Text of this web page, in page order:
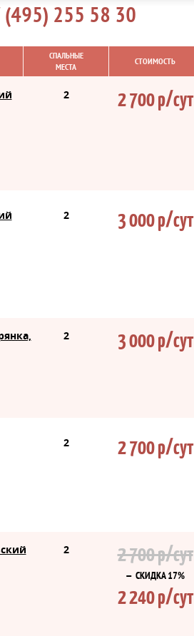
(495) 255 58 30
СПАЛЬНЫЕ
МЕСТА
СТОИМОСТЬ
2 2 700 р/сут
2 3 000 р/сут
2 3 000 р/сут
2 2 700 р/сут
2 2 700 р/сут
— СКИДКА 17%
2 240 р/сут